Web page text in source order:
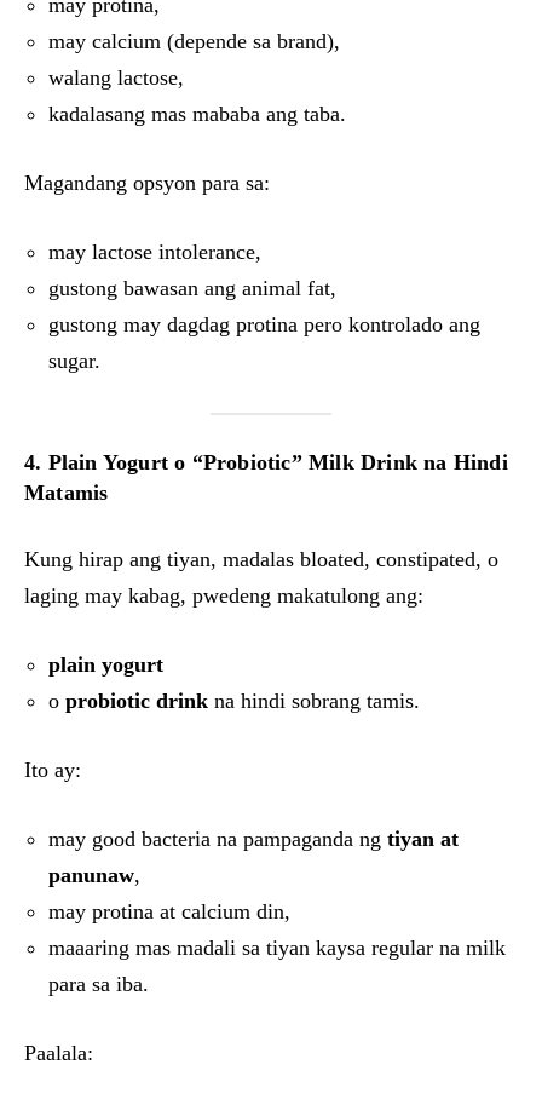
may protina,
may calcium (depende sa brand),
walang lactose,
kadalasang mas mababa ang taba.
Magandang opsyon para sa:
may lactose intolerance,
gustong bawasan ang animal fat,
gustong may dagdag protina pero kontrolado ang
sugar.
4. Plain Yogurt o “Probiotic” Milk Drink na Hindi
Matamis
Kung hirap ang tiyan, madalas bloated, constipated, o
laging may kabag, pwedeng makatulong ang:
plain yogurt
o probiotic drink na hindi sobrang tamis.
Ito ay:
may good bacteria na pampaganda ng tiyan at
panunaw,
may protina at calcium din,
maaaring mas madali sa tiyan kaysa regular na milk
para sa iba.
Paalala: